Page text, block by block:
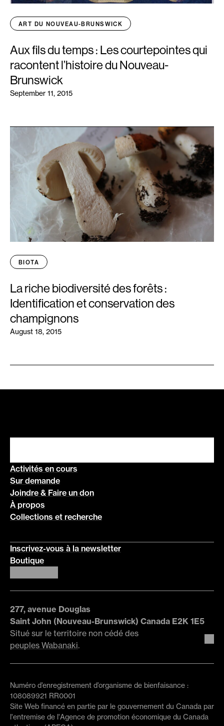
ART DU NOUVEAU-BRUNSWICK
Aux fils du temps : Les courtepointes qui
racontent l’histoire du Nouveau-
Brunswick
September 11, 2015
BIOTA
La riche biodiversité des forêts :
Identification et conservation des
champignons
August 18, 2015
Activités en cours
Sur demande
Joindre & Faire un don
À propos
Collections et recherche
Inscrivez-vous à la newsletter
Boutique
277, avenue Douglas
Saint John (Nouveau-Brunswick) Canada E2K 1E5
Situé sur le territoire non cédé des
peuples Wabanaki.
Numéro d’enregistrement d’organisme de bienfaisance :
108089921 RR0001
Site Web financé en partie par le gouvernement du Canada par
l'entremise de l'Agence de promotion économique du Canada